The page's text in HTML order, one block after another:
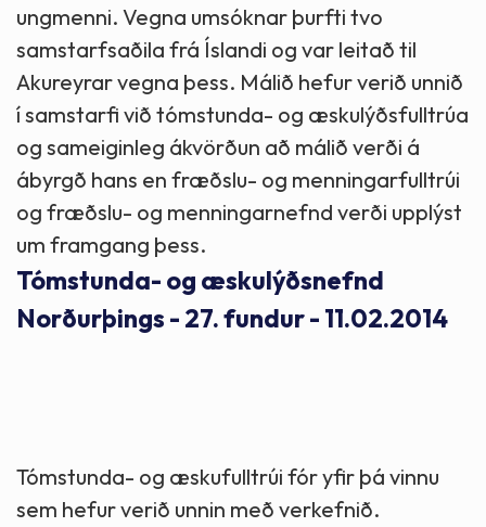
ungmenni. Vegna umsóknar þurfti tvo
samstarfsaðila frá Íslandi og var leitað til
Akureyrar vegna þess. Málið hefur verið unnið
í samstarfi við tómstunda- og æskulýðsfulltrúa
og sameiginleg ákvörðun að málið verði á
ábyrgð hans en fræðslu- og menningarfulltrúi
og fræðslu- og menningarnefnd verði upplýst
um framgang þess.
Tómstunda- og æskulýðsnefnd
Norðurþings - 27. fundur - 11.02.2014
Tómstunda- og æskufulltrúi fór yfir þá vinnu
sem hefur verið unnin með verkefnið.